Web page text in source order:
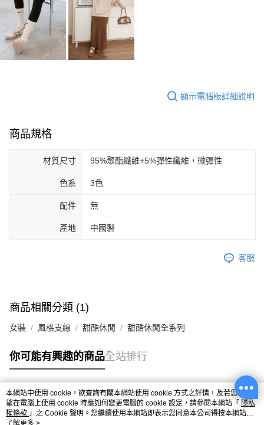
顯示電腦版詳細說明
商品規格
材質尺寸 95%聚酯纖維+5%彈性纖維，微彈性
色系 3色
配件 無
產地 中國製
客服
商品相關分類 (1)
女裝 風格支線 甜酷休閒 甜酷休閒全系列
你可能有興趣的商品全站排行
熱門標籤
本網站中使用 cookie，欲查詢有關本網站使用 cookie 方式之詳情，及若您不希
望在電腦上使用 cookie 時應如何變更電腦的 cookie 設定，請參閱本網站「 隱私
權條款 」之 Cookie 聲明。您繼續使用本網站即表示您同意本公司得按本網站使
用條款之 Cookie 聲明使用 cookie。
了解更多 >